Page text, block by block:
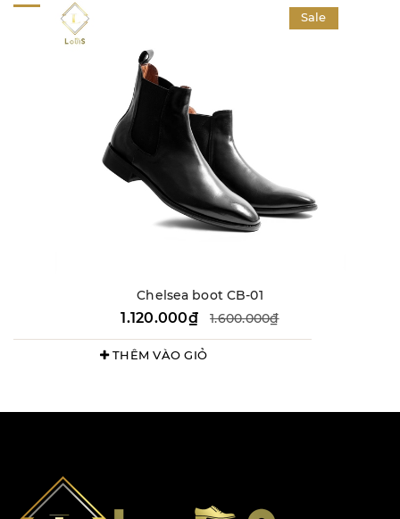
Sale
Chelsea boot CB-01
1.120.000₫ 1.600.000₫
THÊM VÀO GIỎ